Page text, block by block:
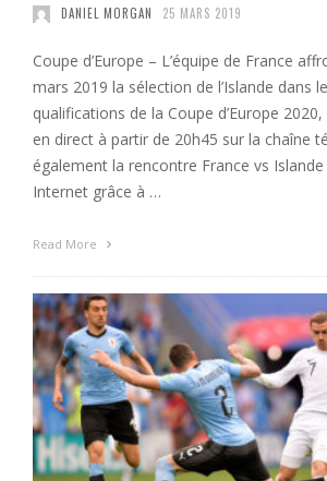
DANIEL MORGAN 25 MARS 2019
Coupe d’Europe – L’équipe de France
mars 2019 la sélection de l’Islande dans
qualifications de la Coupe d’Europe
en direct à partir de 20h45 sur la chaîne
également la rencontre France vs
Internet grâce à …
Read More